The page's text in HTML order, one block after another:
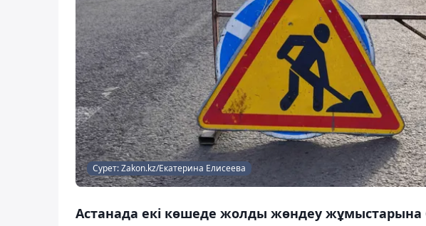
Сурет: Zakon.kz/Екатерина Елисеева
Астанада екі көшеде жолды жөндеу жұмыстарына